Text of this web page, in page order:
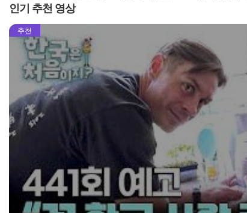
인기 추천 영상
추천